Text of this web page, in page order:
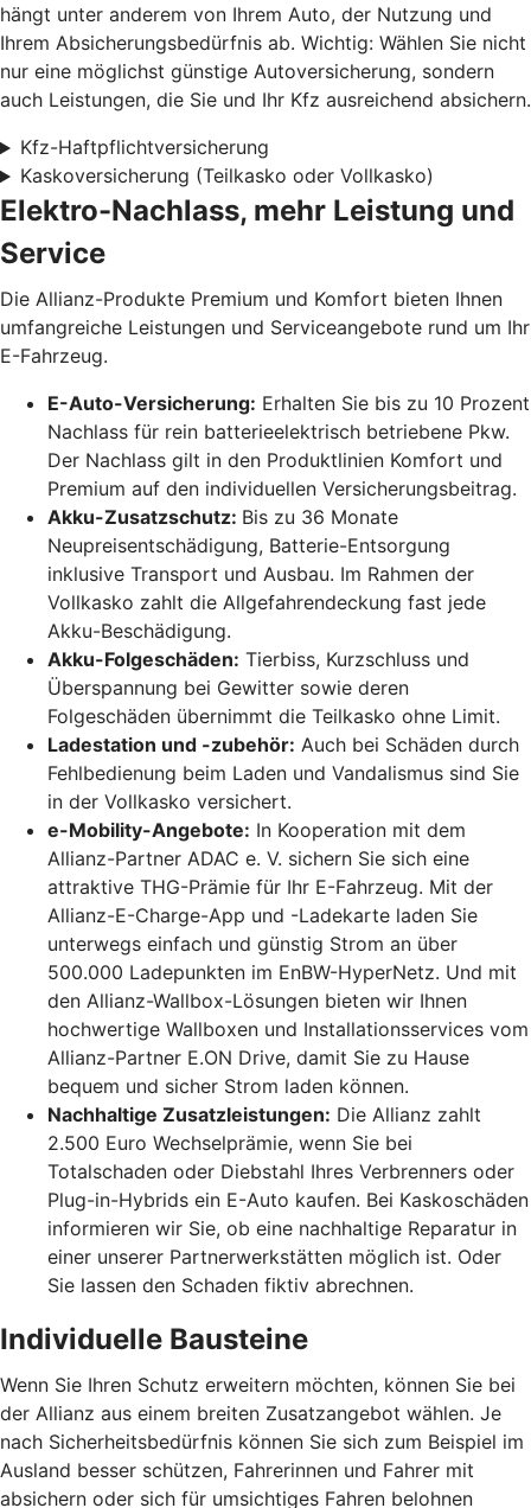
hängt unter anderem von Ihrem Auto, der Nutzung und
Ihrem Absicherungsbedürfnis ab. Wichtig: Wählen Sie nicht
nur eine möglichst günstige Autoversicherung, sondern
auch Leistungen, die Sie und Ihr Kfz ausreichend absichern.
Kfz-Haftpflichtversicherung
Kaskoversicherung (Teilkasko oder Vollkasko)
Elektro-Nachlass, mehr Leistung und
Service
Die Allianz-Produkte Premium und Komfort bieten Ihnen
umfangreiche Leistungen und Serviceangebote rund um Ihr
E-Fahrzeug.
E-Auto-Versicherung: Erhalten Sie bis zu 10 Prozent
Nachlass für rein batterieelektrisch betriebene Pkw.
Der Nachlass gilt in den Produktlinien Komfort und
Premium auf den individuellen Versicherungsbeitrag.
Akku-Zusatzschutz: Bis zu 36 Monate
Neupreisentschädigung, Batterie-Entsorgung
inklusive Transport und Ausbau. Im Rahmen der
Vollkasko zahlt die Allgefahrendeckung fast jede
Akku-Beschädigung.
Akku-Folgeschäden: Tierbiss, Kurzschluss und
Überspannung bei Gewitter sowie deren
Folgeschäden übernimmt die Teilkasko ohne Limit.
Ladestation und -zubehör: Auch bei Schäden durch
Fehlbedienung beim Laden und Vandalismus sind Sie
in der Vollkasko versichert.
e-Mobility-Angebote: In Kooperation mit dem
Allianz-Partner ADAC e. V. sichern Sie sich eine
attraktive THG-Prämie für Ihr E-Fahrzeug. Mit der
Allianz-E-Charge-App und -Ladekarte laden Sie
unterwegs einfach und günstig Strom an über
500.000 Ladepunkten im EnBW-HyperNetz. Und mit
den Allianz-Wallbox-Lösungen bieten wir Ihnen
hochwertige Wallboxen und Installationsservices vom
Allianz-Partner E.ON Drive, damit Sie zu Hause
bequem und sicher Strom laden können.
Nachhaltige Zusatzleistungen: Die Allianz zahlt
2.500 Euro Wechselprämie, wenn Sie bei
Totalschaden oder Diebstahl Ihres Verbrenners oder
Plug-in-Hybrids ein E-Auto kaufen. Bei Kaskoschäden
informieren wir Sie, ob eine nachhaltige Reparatur in
einer unserer Partnerwerkstätten möglich ist. Oder
Sie lassen den Schaden fiktiv abrechnen.
Individuelle Bausteine
Wenn Sie Ihren Schutz erweitern möchten, können Sie bei
der Allianz aus einem breiten Zusatzangebot wählen. Je
nach Sicherheitsbedürfnis können Sie sich zum Beispiel im
Ausland besser schützen, Fahrerinnen und Fahrer mit
absichern oder sich für umsichtiges Fahren belohnen